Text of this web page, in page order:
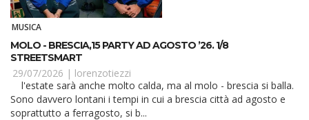
MUSICA
MOLO - BRESCIA,15 PARTY AD AGOSTO ’26. 1/8
STREETSMART
29/07/2026 | lorenzotiezzi
Sono davvero lontani i tempi in cui a brescia città ad agosto e
soprattutto a ferragosto, si b...